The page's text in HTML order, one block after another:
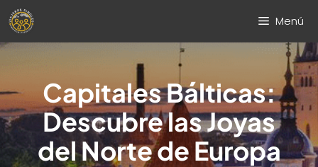
Saltar
contenido
Menú
Capitales Bálticas:
Descubre las Joyas
del Norte de Europa